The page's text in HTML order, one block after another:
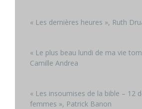
« Les dernières heures », Ruth
« Le plus beau lundi de ma vie
Camille Andrea
« Les insoumises de la bible – 12
femmes », Patrick Banon